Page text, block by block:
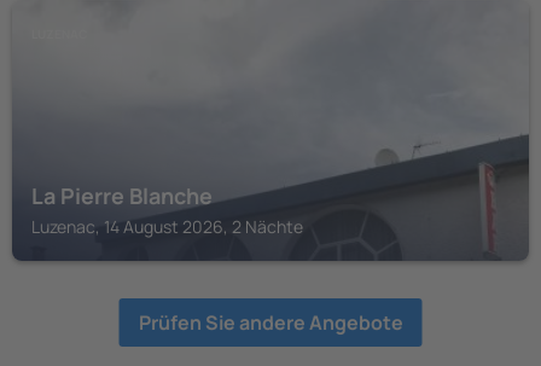
La Pierre Blanche
Luzenac, 14 August 2026, 2 Nächte
Prüfen Sie andere Angebote